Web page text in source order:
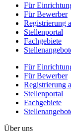
Für
Für Bewerber
Registrierung
Stellenportal
Fachgebiete
Für
Für Bewerber
Registrierung
Stellenportal
Fachgebiete
Über uns